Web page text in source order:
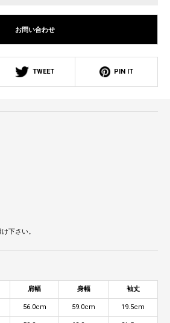
お問い合わせ
TWEET PIN IT
下さい。
肩幅 身幅 袖丈
56.0cm 59.0cm 19.5cm